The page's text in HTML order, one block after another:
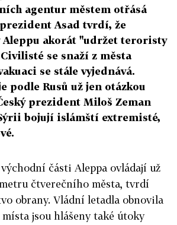
agentur městem otřásá
Asad tvrdí, že
akorát "udržet teroristy
se snaží z města
se stále vyjednává.
podle Rusů už jen otázkou
prezident Miloš Zeman
bojují islámští extremisté,
části Aleppa ovládají už
čtverečního města, tvrdí
obrany. Vládní letadla obnovila
jsou hlášeny také útoky